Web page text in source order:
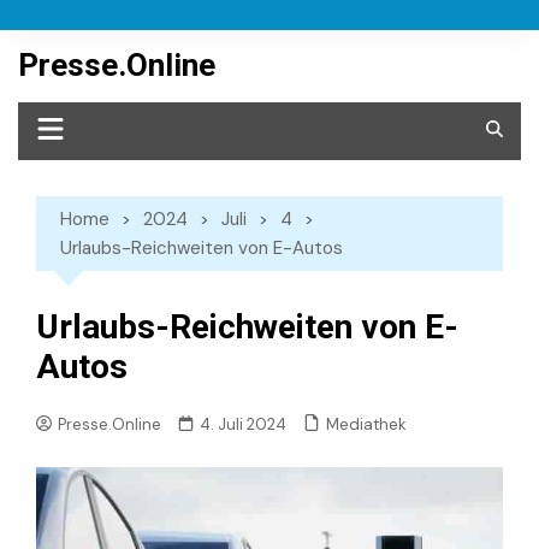
content
Presse.Online
Home 2024 Juli
4
Urlaubs-Reichweiten von E-Autos
Urlaubs-Reichweiten von E-
Autos
Presse.Online 4. Juli 2024 Mediathek